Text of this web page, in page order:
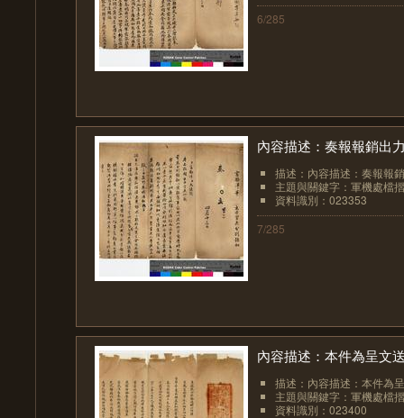
6/285
內容描述：奏報報銷出
描述：內容描述：奏報報
主題與關鍵字：軍機處檔
資料識別：023353
7/285
內容描述：本件為呈文
描述：內容描述：本件為
主題與關鍵字：軍機處檔
資料識別：023400